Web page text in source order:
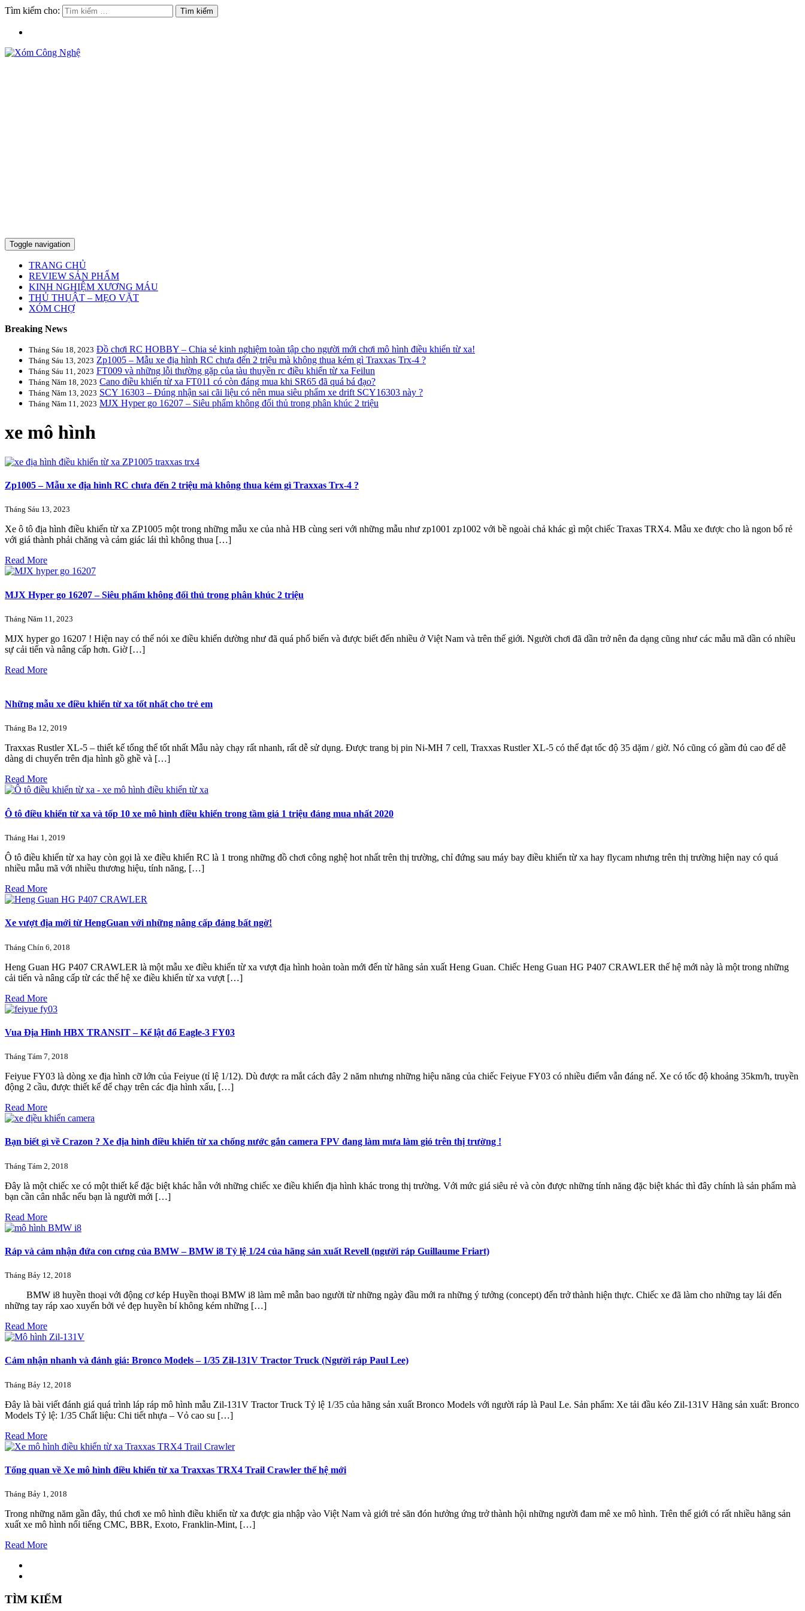
Tìm kiếm cho:
Toggle navigation
TRANG CHỦ
REVIEW SẢN PHẨM
KINH NGHIỆM XƯƠNG MÁU
THỦ THUẬT – MẸO VẶT
XÓM CHỢ
Breaking News
Tháng Sáu 18, 2023 Đồ chơi RC HOBBY – Chia sẻ kinh nghiệm toàn tập cho người mới chơi mô hình điều khiển từ xa!
Tháng Sáu 13, 2023 Zp1005 – Mẫu xe địa hình RC chưa đến 2 triệu mà không thua kém gì Traxxas Trx-4 ?
Tháng Sáu 11, 2023 FT009 và những lỗi thường gặp của tàu thuyền rc điều khiển từ xa Feilun
Tháng Năm 18, 2023 Cano điều khiển từ xa FT011 có còn đáng mua khi SR65 đã quá bá đạo?
Tháng Năm 13, 2023 SCY 16303 – Đúng nhận sai cãi liệu có nên mua siêu phẩm xe drift SCY16303 này ?
Tháng Năm 11, 2023 MJX Hyper go 16207 – Siêu phẩm không đối thủ trong phân khúc 2 triệu
xe mô hình
Zp1005 – Mẫu xe địa hình RC chưa đến 2 triệu mà không thua kém gì Traxxas Trx-4 ?
Tháng Sáu 13, 2023
Xe ô tô địa hình điều khiển từ xa ZP1005 một trong những mẫu xe của nhà HB cùng seri với những mẫu như zp1001 zp1002 với bề ngoài chả khác gì một chiếc Traxas TRX4. Mẫu xe được cho là ngon bổ rẻ
với giá thành phải chăng và cảm giác lái thì không thua […]
Read More
MJX Hyper go 16207 – Siêu phẩm không đối thủ trong phân khúc 2 triệu
Tháng Năm 11, 2023
MJX hyper go 16207 ! Hiện nay có thể nói xe điều khiển dường như đã quá phổ biến và được biết đến nhiều ở Việt Nam và trên thế giới. Người chơi đã dần trở nên đa dạng cũng như các mẫu mã dần có nhiều
sự cải tiến và nâng cấp hơn. Giờ […]
Read More
Những mẫu xe điều khiển từ xa tốt nhất cho trẻ em
Tháng Ba 12, 2019
Traxxas Rustler XL-5 – thiết kế tổng thể tốt nhất Mẫu này chạy rất nhanh, rất dễ sử dụng. Được trang bị pin Ni-MH 7 cell, Traxxas Rustler XL-5 có thể đạt tốc độ 35 dặm / giờ. Nó cũng có gầm đủ cao để dễ
dàng di chuyển trên địa hình gồ ghề và […]
Read More
Ô tô điều khiển từ xa và tốp 10 xe mô hình điều khiển trong tầm giá 1 triệu đáng mua nhất 2020
Tháng Hai 1, 2019
Ô tô điều khiển từ xa hay còn gọi là xe điều khiển RC là 1 trong những đồ chơi công nghệ hot nhất trên thị trường, chỉ đứng sau máy bay điều khiển từ xa hay flycam nhưng trên thị trường hiện nay có quá
nhiều mẫu mã với nhiều thương hiệu, tính năng, […]
Read More
Xe vượt địa mới từ HengGuan với những nâng cấp đáng bất ngờ!
Tháng Chín 6, 2018
Heng Guan HG P407 CRAWLER là một mẫu xe điều khiển từ xa vượt địa hình hoàn toàn mới đến từ hãng sản xuất Heng Guan. Chiếc Heng Guan HG P407 CRAWLER thế hệ mới này là một trong những
cải tiến và nâng cấp từ các thế hệ xe điều khiển từ xa vượt […]
Read More
Vua Địa Hình HBX TRANSIT – Kể lật đổ Eagle-3 FY03
Tháng Tám 7, 2018
Feiyue FY03 là dòng xe địa hình cỡ lớn của Feiyue (tỉ lệ 1/12). Dù được ra mắt cách đây 2 năm nhưng những hiệu năng của chiếc Feiyue FY03 có nhiều điểm vẫn đáng nể. Xe có tốc độ khoảng 35km/h, truyền
động 2 cầu, được thiết kế để chạy trên các địa hình xấu, […]
Read More
Bạn biết gì về Crazon ? Xe địa hình điều khiển từ xa chống nước gắn camera FPV đang làm mưa làm gió trên thị trường !
Tháng Tám 2, 2018
Đây là một chiếc xe có một thiết kế đặc biệt khác hẵn với những chiếc xe điều khiển địa hình khác trong thị trường. Với mức giá siêu rẻ và còn được những tính năng đặc biệt khác thì đây chính là sản phẩm mà
bạn cần cân nhắc nếu bạn là người mới […]
Read More
Ráp và cảm nhận đứa con cưng của BMW – BMW i8 Tỷ lệ 1/24 của hãng sản xuất Revell (người ráp Guillaume Friart)
Tháng Bảy 12, 2018
BMW i8 huyền thoại với động cơ kép Huyền thoại BMW i8 làm mê mẫn bao người từ những ngày đầu mới ra những ý tưởng (concept) đến trở thành hiện thực. Chiếc xe đã làm cho những tay lái đến
những tay ráp xao xuyến bởi vẻ đẹp huyền bí không kém những […]
Read More
Cảm nhận nhanh và đánh giá: Bronco Models – 1/35 Zil-131V Tractor Truck (Người ráp Paul Lee)
Tháng Bảy 12, 2018
Đây là bài viết đánh giá quá trình láp ráp mô hình mẫu Zil-131V Tractor Truck Tỷ lệ 1/35 của hãng sản xuất Bronco Models với người ráp là Paul Le. Sản phẩm: Xe tải đầu kéo Zil-131V Hãng sản xuất: Bronco
Models Tỷ lệ: 1/35 Chất liệu: Chi tiết nhựa – Vỏ cao su […]
Read More
Tổng quan về Xe mô hình điều khiển từ xa Traxxas TRX4 Trail Crawler thế hệ mới
Tháng Bảy 1, 2018
Trong những năm gần đây, thú chơi xe mô hình điều khiển từ xa được gia nhập vào Việt Nam và giới trẻ săn đón hưởng ứng trở thành hội những người đam mê xe mô hình. Trên thế giới có rất nhiều hãng sản
xuất xe mô hình nổi tiếng CMC, BBR, Exoto, Franklin-Mint, […]
Read More
TÌM KIẾM